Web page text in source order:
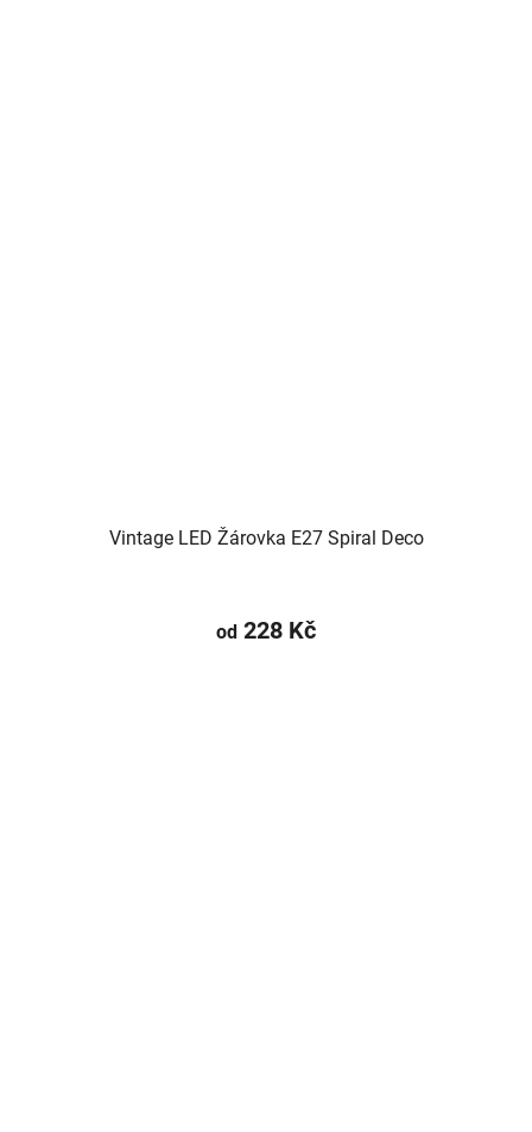
Vintage LED Žárovka E27 Spiral Deco
od 228 Kč